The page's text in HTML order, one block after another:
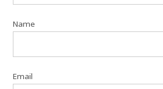
Name
Email